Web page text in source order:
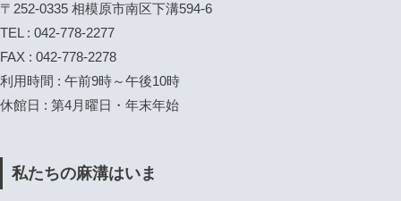
〒252-0335 相模原市南区下溝594-6
TEL : 042-778-2277
FAX : 042-778-2278
利用時間 : 午前9時～午後10時
休館日 : 第4月曜日・年末年始
私たちの麻溝はいま